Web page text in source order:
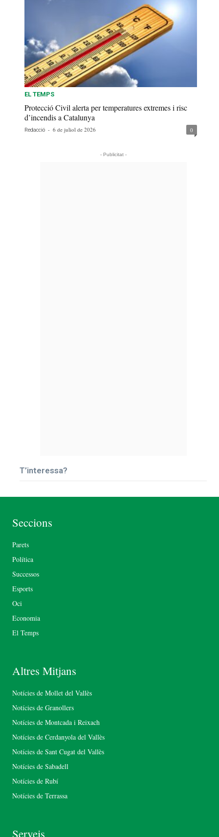
EL TEMPS
Protecció Civil alerta per temperatures extremes i risc
d’incendis a Catalunya
Redacció - 6 de juliol de 2026 0
- Publicitat -
T’interessa?
Seccions
Parets
Política
Successos
Esports
Oci
Economia
El Temps
Altres Mitjans
Notícies de Mollet del Vallès
Notícies de Granollers
Notícies de Montcada i Reixach
Notícies de Cerdanyola del Vallès
Notícies de Sant Cugat del Vallès
Notícies de Sabadell
Notícies de Rubí
Notícies de Terrassa
Serveis